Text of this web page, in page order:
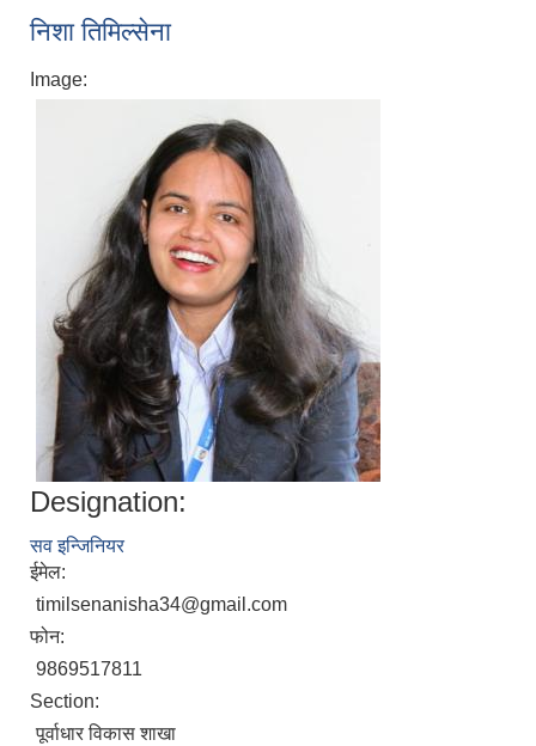
निशा तिमिल्सेना
Image:
Designation:
सव इन्जिनियर
ईमेल:
timilsenanisha34@gmail.com
फोन:
9869517811
Section:
पूर्वाधार विकास शाखा